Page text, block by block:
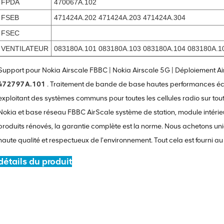
FPDA
470067A.102
FSEB
471424A.202 471424A.203 471424A.304
FSEC
VENTILATEUR
083180A.101 083180A.103 083180A.104
pour Nokia Airscale FBBC | Nokia Airscale 5G | Déploiement
. Traitement de bande de base hautes performances
des systèmes communs pour toutes les cellules radio sur
et base réseau FBBC AirScale système de station, module
rénovés, la garantie complète est la norme. Nous achetons
qualité et respectueux de l'environnement. Tout cela est fourni
du produit